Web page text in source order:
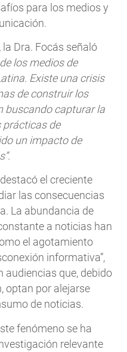
para los medios y
Dra. Focás señaló
los medios de
Existe una crisis
de construir los
buscando capturar la
prácticas de
un impacto de
.
el creciente
las consecuencias
La abundancia de
a noticias han
el agotamiento
informativa”,
audiencias que, debido
optan por alejarse
de noticias.
fenómeno se ha
relevante